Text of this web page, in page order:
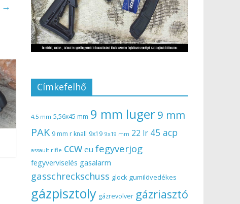
→
Címkefelhő
4,5 mm 5,56x45 mm 9 mm luger9 mm
PAK 9 mm r knall 9x19 9x19 mm 22 lr 45 acp
assault rifle ccw eu fegyverjog
fegyverviselés gasalarm
gasschreckschuss glock gumilövedékes
gázpisztoly gázrevolver gázriasztó